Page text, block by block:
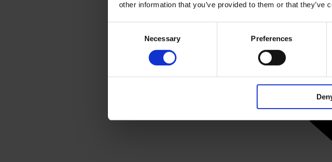
other information that you’ve provided to them or that
Necessary Preferences